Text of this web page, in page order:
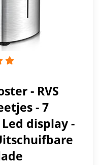
- RVS
- 7
display -